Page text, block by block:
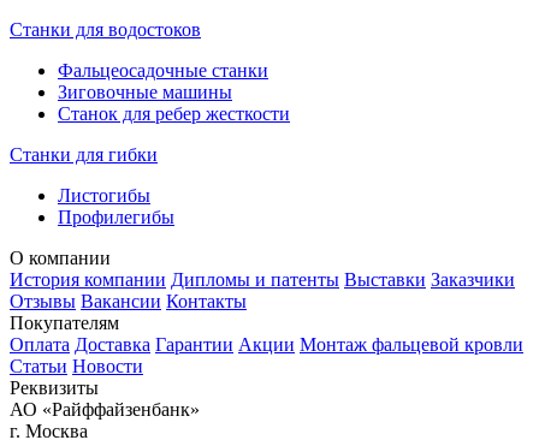
Станки для водостоков
Фальцеосадочные станки
Зиговочные машины
Станок для ребер жесткости
Станки для гибки
Листогибы
Профилегибы
О компании
История компании Дипломы и патенты Выставки Заказчики
Отзывы Вакансии Контакты
Покупателям
Оплата Доставка Гарантии Акции Монтаж фальцевой кровли
Статьи Новости
Реквизиты
АО «Райффайзенбанк»
г. Москва